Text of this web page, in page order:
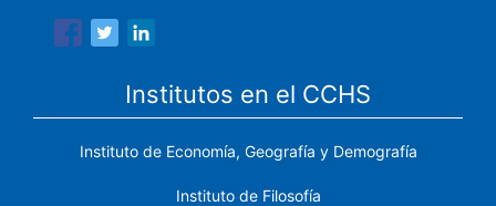
Institutos en el CCHS
Instituto de Economía, Geografía y Demografía
Instituto de Filosofía